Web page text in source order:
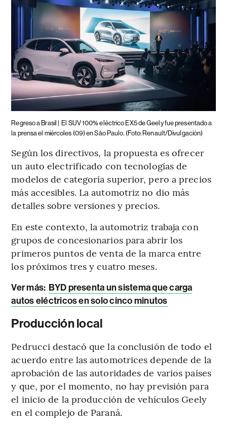
Regreso a Brasil | El SUV 100% eléctrico EX5 de Geely fue presentado a
la prensa el miércoles (09) en São Paulo. (Foto: Renault/Divulgación)
Según los directivos, la propuesta es ofrecer
un auto electrificado con tecnologías de
modelos de categoría superior, pero a precios
más accesibles. La automotriz no dio más
detalles sobre versiones y precios.
En este contexto, la automotriz trabaja con
grupos de concesionarios para abrir los
primeros puntos de venta de la marca entre
los próximos tres y cuatro meses.
Ver más: BYD presenta un sistema que carga
autos eléctricos en solo cinco minutos
Producción local
Pedrucci destacó que la conclusión de todo el
acuerdo entre las automotrices depende de la
aprobación de las autoridades de varios países
y que, por el momento, no hay previsión para
el inicio de la producción de vehículos Geely
en el complejo de Paraná.